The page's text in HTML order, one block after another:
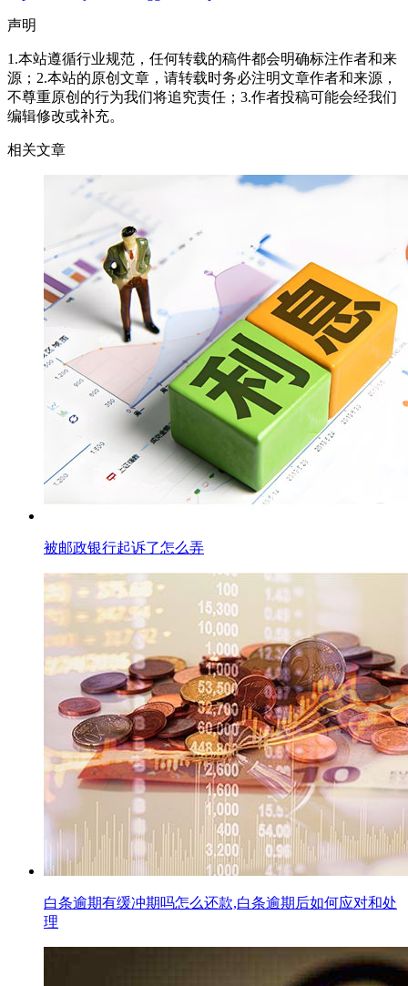
声明
1.本站遵循行业规范，任何转载的稿件都会明确标注作者和来
源；2.本站的原创文章，请转载时务必注明文章作者和来源，
不尊重原创的行为我们将追究责任；3.作者投稿可能会经我们
编辑修改或补充。
相关文章
被邮政银行起诉了怎么弄
白条逾期有缓冲期吗怎么还款,白条逾期后如何应对和处
理